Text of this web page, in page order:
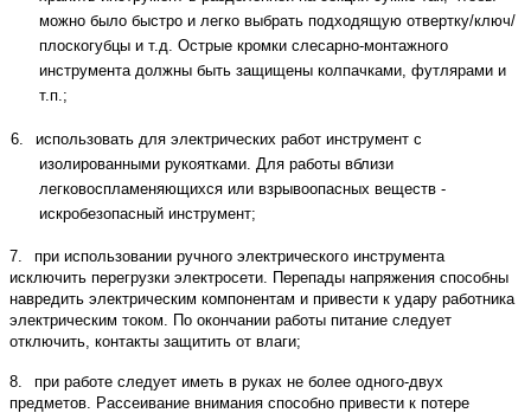
можно было быстро и легко выбрать подходящую отвертку/ключ/
плоскогубцы и т.д. Острые кромки слесарно-монтажного
инструмента должны быть защищены колпачками, футлярами и
т.п.;
6.
использовать для электрических работ инструмент с
изолированными рукоятками. Для работы вблизи
легковоспламеняющихся или взрывоопасных веществ -
искробезопасный инструмент;
7.
при использовании ручного электрического инструмента
исключить перегрузки электросети. Перепады напряжения способны
навредить электрическим компонентам и привести к удару работника
электрическим током. По окончании работы питание следует
отключить, контакты защитить от влаги;
8.
при работе следует иметь в руках не более одного-двух
предметов. Рассеивание внимания способно привести к потере